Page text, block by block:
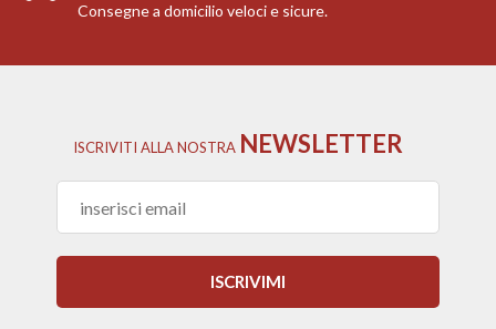
Consegne a domicilio veloci e sicure.
ISCRIVITI ALLA NOSTRA NEWSLETTER
ISCRIVIMI